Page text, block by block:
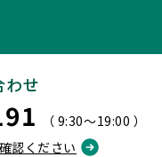
わせ
（ 9:30～19:00 ）
認ください